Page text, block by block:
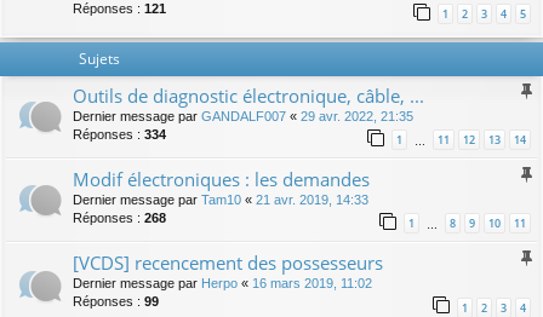
Réponses : 121 1 2 3 4 5
Sujets
Outils de diagnostic électronique, câble, ...
Dernier message par GANDALF007 « 29 avr. 2022, 21:35
Réponses : 334 1 … 11 12 13 14
Modif électroniques : les demandes
Dernier message par Tam10 « 21 avr. 2019, 14:33
Réponses : 268 1 … 8 9 10 11
[VCDS] recencement des possesseurs
Dernier message par Herpo « 16 mars 2019, 11:02
Réponses : 99 1 2 3 4